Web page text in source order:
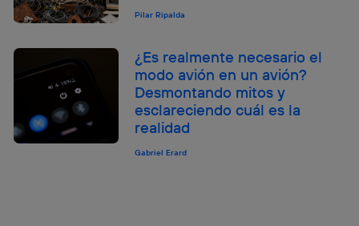
Pilar Ripalda
¿Es realmente necesario el
modo avión en un avión?
Desmontando mitos y
esclareciendo cuál es la
realidad
Gabriel Erard